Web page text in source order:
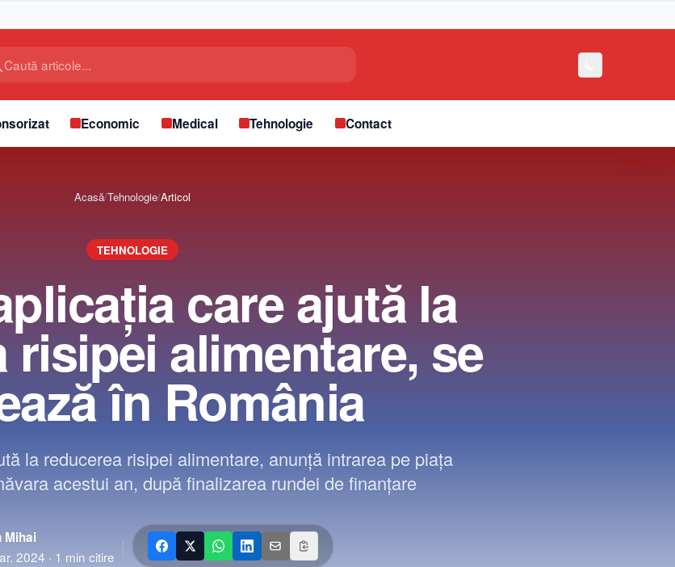
Caută articole...
Economic Medical Tehnologie Contact
Acasă/Tehnologie/Articol
TEHNOLOGIE
care ajută la
risipei alimentare, se
în România
la reducerea risipei alimentare, anunță intrarea pe piața
acestui an, după finalizarea rundei de finanțare
Mihai
2024 · 1 min citire
|